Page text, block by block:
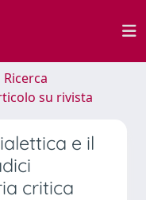
su rivista
e il
critica